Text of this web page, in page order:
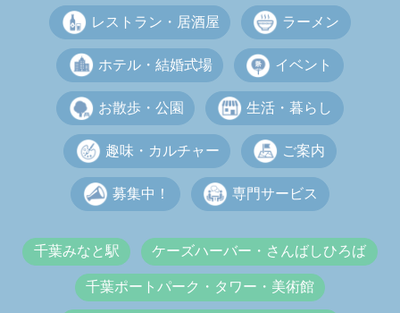
レストラン・居酒屋 ラーメン
ホテル・結婚式場 イベント
お散歩・公園 生活・暮らし
趣味・カルチャー ご案内
募集中！ 専門サービス
千葉みなと駅 ケーズハーバー・さんばしひろば
千葉ポートパーク・タワー・美術館